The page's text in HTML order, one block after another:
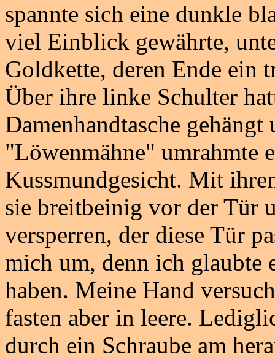
spannte sich eine dunkle
viel Einblick gewährte,
Goldkette, deren Ende ein
Über ihre linke Schulter
Damenhandtasche
"Löwenmähne" umrahmte
Kussmundgesicht. Mit
sie breitbeinig vor der Tür
versperren, der diese Tür
mich um, denn ich glaubte
haben. Meine Hand
fasten aber in leere.
durch ein Schraube am